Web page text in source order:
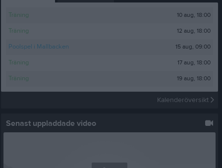
Träning 10 aug, 18:00
Träning 12 aug, 18:00
Poolspel i Mallbacken 15 aug, 09:00
Träning 17 aug, 18:00
Träning 19 aug, 18:00
Kalenderöversikt
Senast uppladdade video